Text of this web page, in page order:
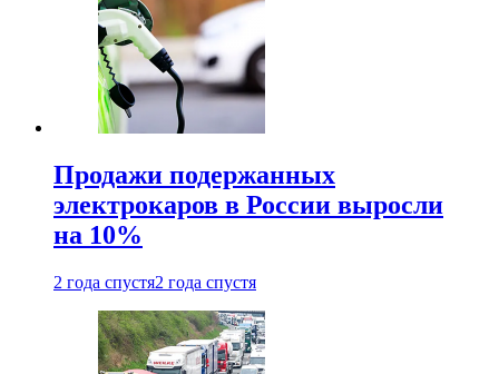
Продажи подержанных
электрокаров в России выросли
на 10%
2 года спустя2 года спустя